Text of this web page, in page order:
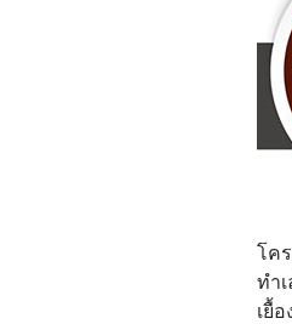
โค
ทำ
เยื้